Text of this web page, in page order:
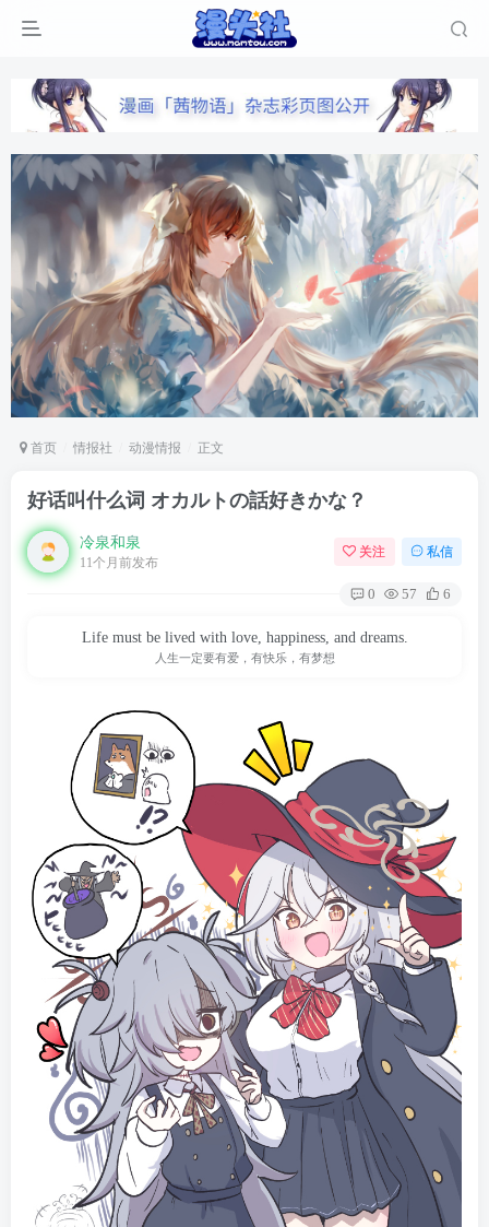
首页 情报社 动漫情报 正文
好话叫什么词 オカルトの話好きかな？
冷泉和泉
11个月前发布
关注 私信
0 57 6
Life must be lived with love, happiness, and dreams.
人生一定要有爱，有快乐，有梦想